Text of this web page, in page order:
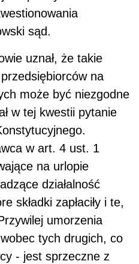
sąd.
uznał, że takie
na
może być niezgodne
w tej kwestii pytanie
w art. 4 ust. 1
na urlopie
działalność
składki zapłaciły i te,
umorzenia
tych drugich, co
- jest sprzeczne z